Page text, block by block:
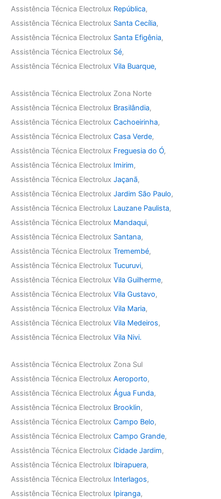
Assistência Técnica Electrolux República,
Assistência Técnica Electrolux Santa Cecília,
Assistência Técnica Electrolux Santa Efigênia,
Assistência Técnica Electrolux Sé,
Assistência Técnica ElectroluxVila Buarque,
Assistência Técnica Electrolux Zona Norte
Assistência Técnica Electrolux Brasilândia,
Assistência Técnica ElectroluxCachoeirinha,
Assistência Técnica ElectroluxCasa Verde,
Assistência Técnica Electrolux Freguesia do Ó,
Assistência Técnica Electrolux Imirim,
Assistência Técnica ElectroluxJaçanã,
Assistência Técnica ElectroluxJardim São Paulo,
Assistência Técnica Electrolux Lauzane Paulista,
Assistência Técnica Electrolux Mandaqui,
Assistência Técnica Electrolux Santana,
Assistência Técnica ElectroluxTremembé,
Assistência Técnica ElectroluxTucuruvi,
Assistência Técnica ElectroluxVila Guilherme,
Assistência Técnica ElectroluxVila Gustavo,
Assistência Técnica ElectroluxVila Maria,
Assistência Técnica ElectroluxVila Medeiros,
Assistência Técnica ElectroluxVila Nivi.
Assistência Técnica Electrolux Zona Sul
Assistência Técnica ElectroluxAeroporto,
Assistência Técnica ElectroluxÁgua Funda,
Assistência Técnica Electrolux Brooklin,
Assistência Técnica ElectroluxCampo Belo,
Assistência Técnica ElectroluxCampo Grande,
Assistência Técnica ElectroluxCidade Jardim,
Assistência Técnica Electrolux Ibirapuera,
Assistência Técnica Electrolux Interlagos,
Assistência Técnica Electrolux Ipiranga,